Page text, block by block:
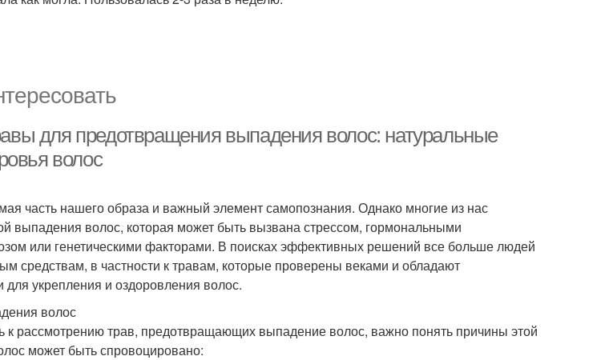
для предотвращения выпадения волос: натуральные
волос
часть нашего образа и важный элемент самопознания. Однако многие из нас
выпадения волос, которая может быть вызвана стрессом, гормональными
или генетическими факторами. В поисках эффективных решений все больше людей
средствам, в частности к травам, которые проверены веками и обладают
укрепления и оздоровления волос.
волос
к рассмотрению трав, предотвращающих выпадение волос, важно понять причины этой
может быть спровоцировано: